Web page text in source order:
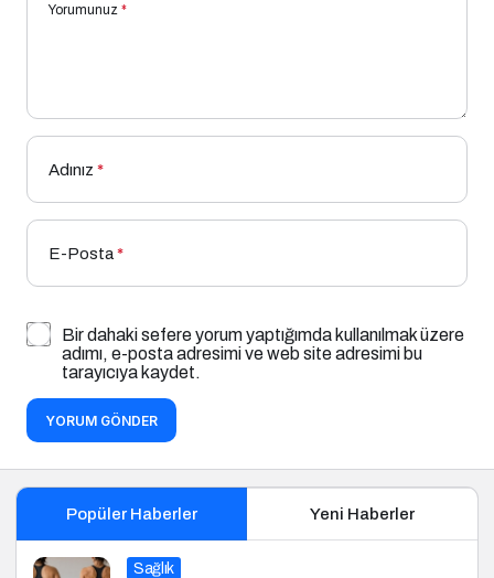
Yorumunuz *
Adınız *
E-Posta*
Bir dahaki sefere yorum yaptığımda kullanılmak üzere
adımı, e-posta adresimi ve web site adresimi bu
tarayıcıya kaydet.
YORUM GÖNDER
Popüler Haberler Yeni Haberler
Sağlık